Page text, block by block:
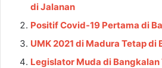
di Jalanan
Positif Covid-19 Pertama di
UMK 2021 di Madura Tetap di
Legislator Muda di